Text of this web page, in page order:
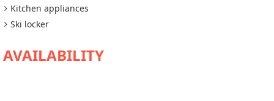
Kitchen appliances
Ski locker
AVAILABILITY